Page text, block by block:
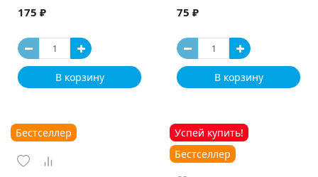
175 ₽
В корзину
75 ₽
В корзину
Бестселлер
Успей купить!
Бестселлер